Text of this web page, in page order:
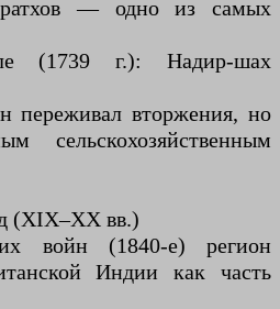
— одно из самых
(1739 г.): Надир-шах
переживал вторжения, но
сельскохозяйственным
(XIX–XX вв.)
войн (1840-е) регион
Индии как часть